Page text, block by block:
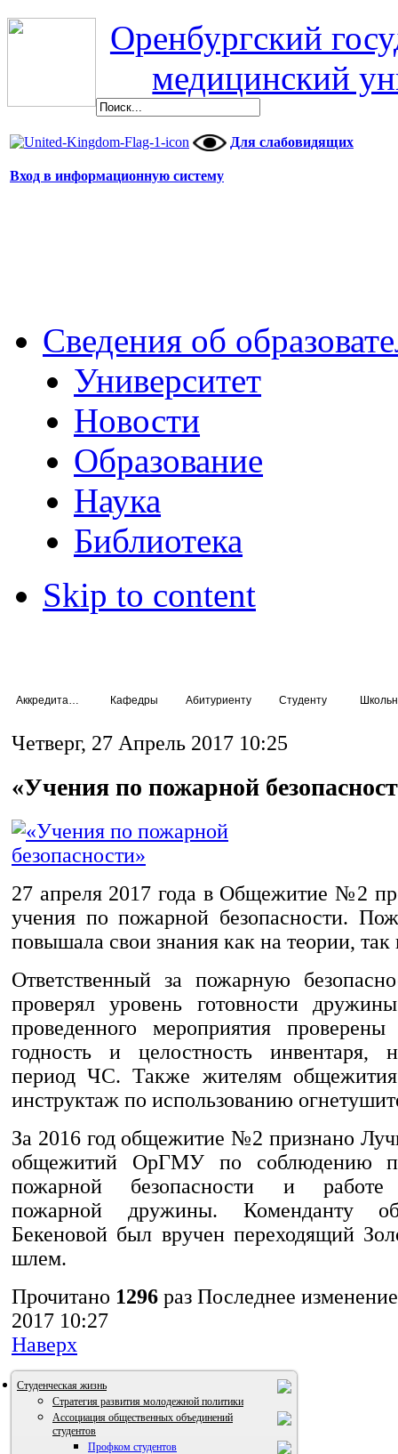
Оренбургский
медицинский
Для слабовидящих
Вход в информационную систему
Сведения об
Университет
Новости
Образование
Наука
Библиотека
Skip to content
Кафедры Абитуриенту Студенту
Четверг, 27 Апрель 2017 10:25
«Учения по пожарной
27 апреля 2017 года в Общежитие №2
учения по пожарной безопасности.
повышала свои знания как на теории, так
Ответственный за пожарную
проверял уровень готовности
проведенного мероприятия
годность и целостность инвентаря,
период ЧС. Также жителям
инструктаж по использованию
За 2016 год общежитие №2 признано
общежитий ОрГМУ по соблюдению
пожарной безопасности и работе
пожарной дружины. Коменданту
Бекеновой был вручен переходящий
шлем.
Прочитано 1296 раз Последнее
2017 10:27
Наверх
Студенческая жизнь
Стратегия развития молодежной политики
Ассоциация общественных объединений
студентов
Профком студентов